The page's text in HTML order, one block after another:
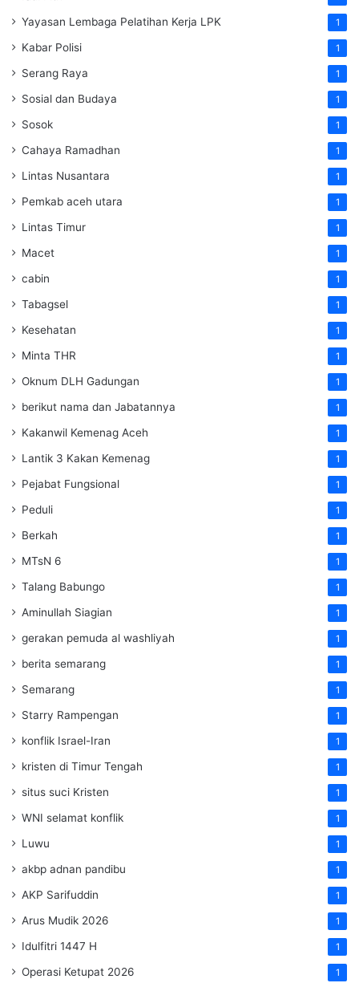
Yayasan Lembaga Pelatihan Kerja LPK 1
Kabar Polisi 1
Serang Raya 1
Sosial dan Budaya 1
Sosok 1
Cahaya Ramadhan 1
Lintas Nusantara 1
Pemkab aceh utara 1
Lintas Timur 1
Macet 1
cabin 1
Tabagsel 1
Kesehatan 1
Minta THR 1
Oknum DLH Gadungan 1
berikut nama dan Jabatannya 1
Kakanwil Kemenag Aceh 1
Lantik 3 Kakan Kemenag 1
Pejabat Fungsional 1
Peduli 1
Berkah 1
MTsN 6 1
Talang Babungo 1
Aminullah Siagian 1
gerakan pemuda al washliyah 1
berita semarang 1
Semarang 1
Starry Rampengan 1
konflik Israel-Iran 1
kristen di Timur Tengah 1
situs suci Kristen 1
WNI selamat konflik 1
Luwu 1
akbp adnan pandibu 1
AKP Sarifuddin 1
Arus Mudik 2026 1
Idulfitri 1447 H 1
Operasi Ketupat 2026 1